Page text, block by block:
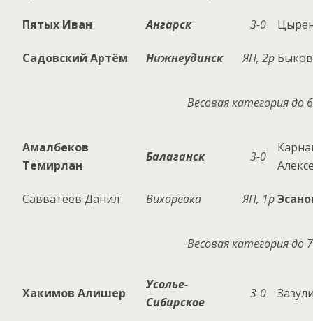
Пятых Иван Ангарск 3-0
Садовский Артём Нижнеудинск ЯП, 2р
Весовая категория до
Амалбеков
Темирлан
Балаганск 3-0
Савватеев Данил Вихоревка ЯП, 1р
Весовая категория до
Хакимов Алишер
Усолье-
Сибирское
3-0